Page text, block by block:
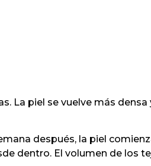
La piel se vuelve más densa
después, la piel
dentro. El volumen de los